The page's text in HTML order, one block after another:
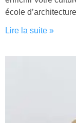
école
Lire la suite »